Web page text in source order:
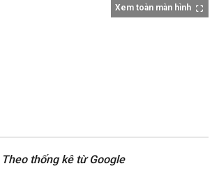
Xem toàn màn hình
Theo thống kê từ Google